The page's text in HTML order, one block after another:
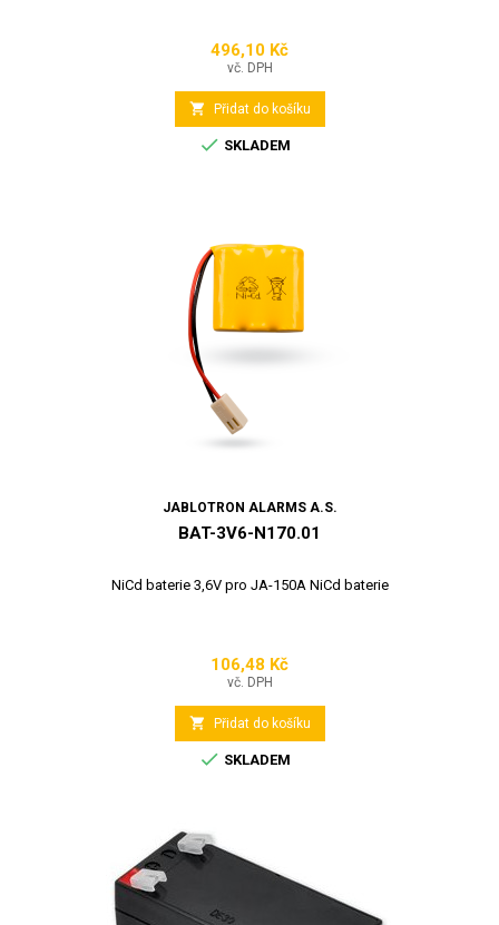
Cena
496,10 Kč
vč. DPH
 Přidat do košíku
 SKLADEM
JABLOTRON ALARMS A.S.
BAT-3V6-N170.01
NiCd baterie 3,6V pro JA-150A NiCd baterie
Cena
106,48 Kč
vč. DPH
 Přidat do košíku
 SKLADEM